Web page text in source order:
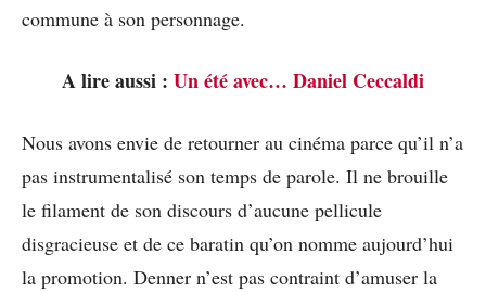
commune à son personnage.
A lire aussi : Un été avec… Daniel Ceccaldi
Nous avons envie de retourner au cinéma parce qu’il n’a
pas instrumentalisé son temps de parole. Il ne brouille
le filament de son discours d’aucune pellicule
disgracieuse et de ce baratin qu’on nomme aujourd’hui
la promotion. Denner n’est pas contraint d’amuser la